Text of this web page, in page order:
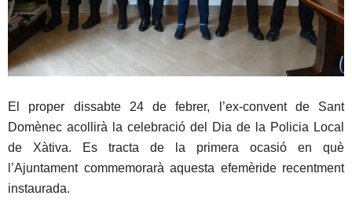
El proper dissabte 24 de febrer, l’ex-convent de Sant
Domènec acollirà la celebració del Dia de la Policia Local
de Xàtiva. Es tracta de la primera ocasió en què
l’Ajuntament commemorarà aquesta efemèride recentment
instaurada.